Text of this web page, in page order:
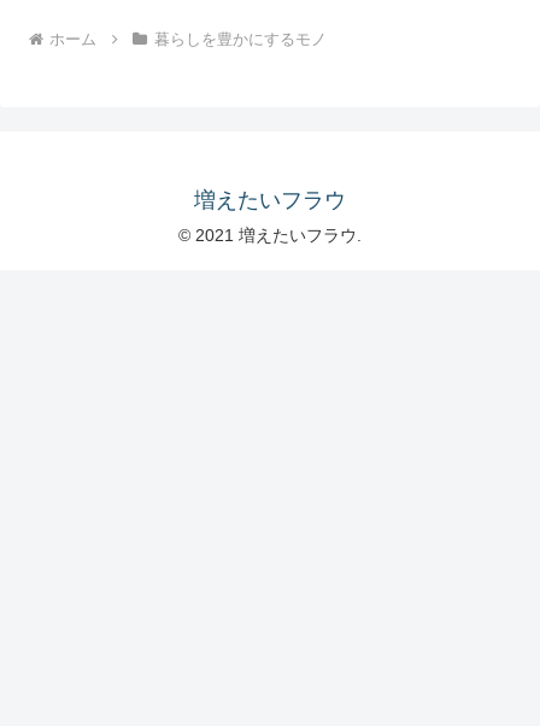
ホーム 暮らしを豊かにするモノ
増えたいフラウ
© 2021 増えたいフラウ.